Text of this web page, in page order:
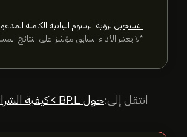
التسجيل لرؤية الرسوم البيانية الكاملة
*لا يعتبر الأداء السابق مؤشرًا على النتائج
انتقل إلى:حول BP.L > كيفية